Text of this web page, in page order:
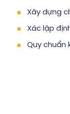
Xây dựng
Xác lập
Quy chuẩn